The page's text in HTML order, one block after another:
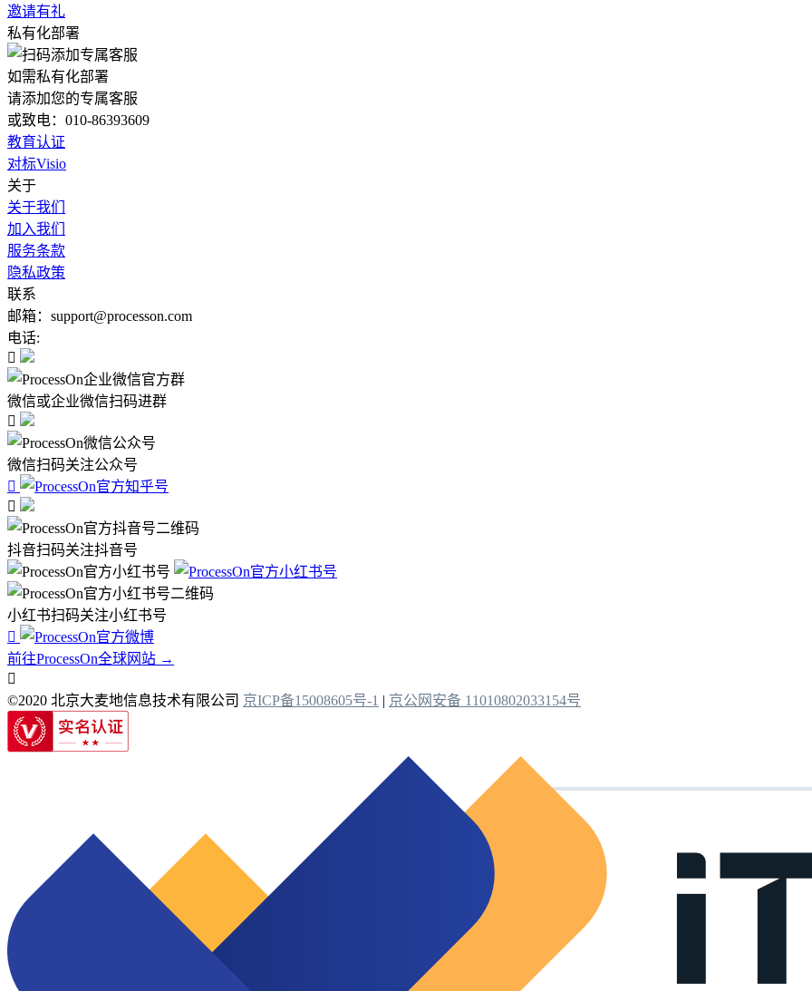
邀请有礼
私有化部署
如需私有化部署
请添加您的专属客服
或致电：010-86393609
教育认证
对标Visio
关于
关于我们
加入我们
服务条款
隐私政策
联系
邮箱：support@processon.com
电话:

微信或企业微信扫码进群

微信扫码关注公众号


抖音扫码关注抖音号
小红书扫码关注小红书号

前往ProcessOn全球网站 →

©2020 北京大麦地信息技术有限公司 京ICP备15008605号-1 | 京公网安备 11010802033154号